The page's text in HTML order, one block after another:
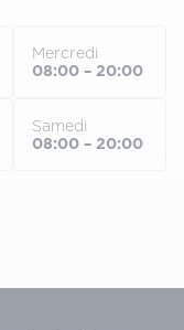
Mercredi
08:00 – 20:00
Samedi
08:00 – 20:00